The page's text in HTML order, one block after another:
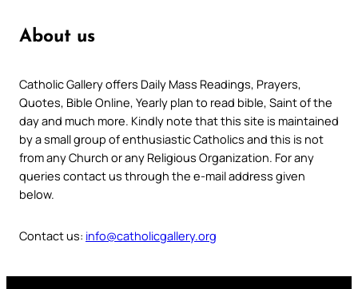
About us
Catholic Gallery offers Daily Mass Readings, Prayers,
Quotes, Bible Online, Yearly plan to read bible, Saint of the
day and much more. Kindly note that this site is maintained
by a small group of enthusiastic Catholics and this is not
from any Church or any Religious Organization. For any
queries contact us through the e-mail address given
below.
Contact us: info@catholicgallery.org